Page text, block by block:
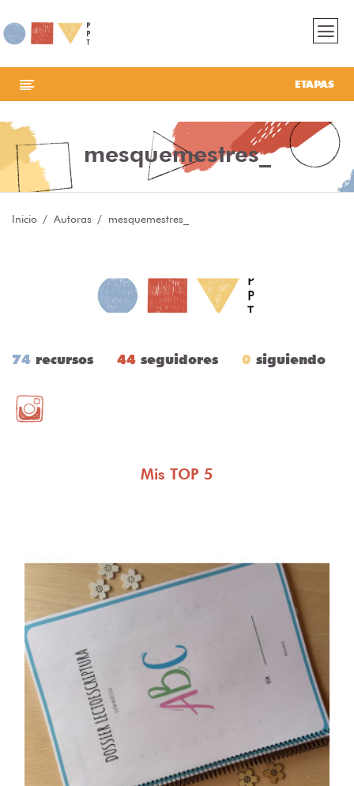
ETAPAS
mesquemestres_
Inicio Autoras mesquemestres_
74 recursos 44 seguidores 0 siguiendo
Mis TOP 5